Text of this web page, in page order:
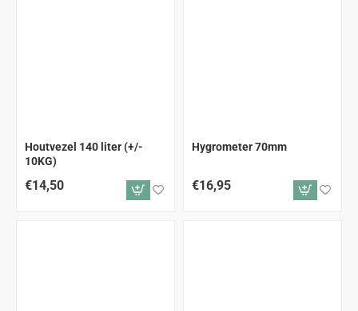
Houtvezel 140 liter (+/-
10KG)
€14,50
Hygrometer 70mm
€16,95